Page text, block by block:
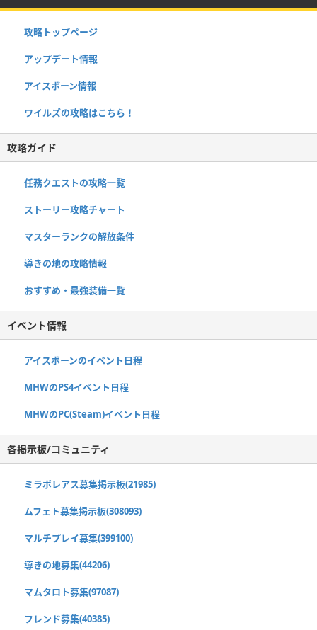
攻略トップページ
アップデート情報
アイスボーン情報
ワイルズの攻略はこちら！
攻略ガイド
任務クエストの攻略一覧
ストーリー攻略チャート
マスターランクの解放条件
導きの地の攻略情報
おすすめ・最強装備一覧
イベント情報
アイスボーンのイベント日程
MHWのPS4イベント日程
MHWのPC(Steam)イベント日程
各掲示板/コミュニティ
ミラボレアス募集掲示板(21985)
ムフェト募集掲示板(308093)
マルチプレイ募集(399100)
導きの地募集(44206)
マムタロト募集(97087)
フレンド募集(40385)